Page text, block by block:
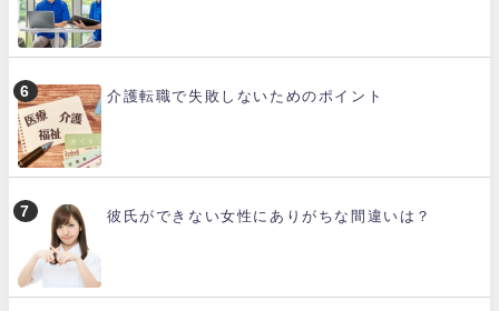
介護転職で失敗しないためのポイント
彼氏ができない女性にありがちな間違いは？